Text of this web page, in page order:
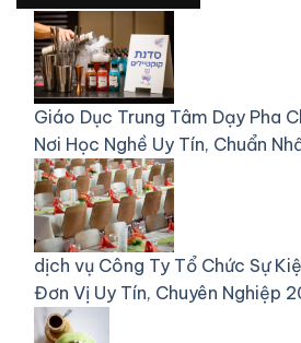
Giáo Dục Trung Tâm Dạy Pha
Nơi Học Nghề Uy Tín, Chuẩn
dịch vụ Công Ty Tổ Chức Sự
Đơn Vị Uy Tín, Chuyên Nghiệp